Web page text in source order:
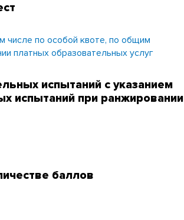
числе по особой квоте, по общим
платных образовательных услуг
испытаний с указанием
испытаний при ранжировании
баллов